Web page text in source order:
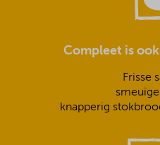
Compleet is
Frisse
knapperig